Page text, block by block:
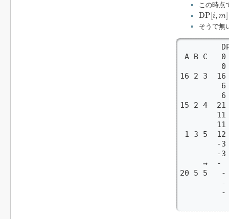
この時点
DP[i, m]
DP[i,
そうで無
A B C
0
16 2 3
6
6
15 2 4
11
11
1 3 5
-3
-3
→  -
20 5 5
-
-